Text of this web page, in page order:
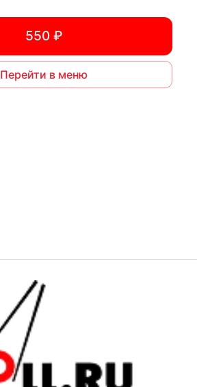
550 ₽
Перейти в меню